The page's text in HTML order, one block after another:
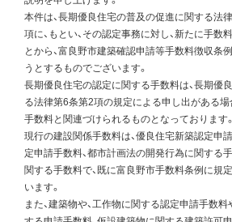
本件は、長期優良住宅の普及の促進に関する法
項に、もとい、その認定事務に対し、新たに手数
とから、富良野市建築確認申請等手数料徴収条
うとするものでございます。
長期優良住宅の認定に関する手数料は、長期優
る法律第6条第2項の規定による申し出がある場
手数料と関連づけられるものとなっております。
現行の建設関係手数料は、優良住宅新築認定申
定申請手数料、都市計画法の開発行為に関する
関する手数料で、既に富良野市手数料条例に規
います。
また、建築物や、工作物に関する認定申請手数